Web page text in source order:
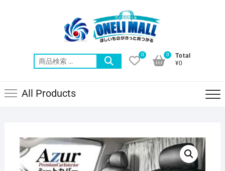
索
0
Total
¥0
0
All Products